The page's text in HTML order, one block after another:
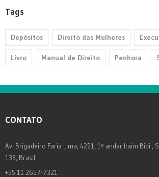
Tags
Depósitos Direito das Mulheres
Livro Manual de Direito Penhora
CONTATO
Av. Brigadeiro Faria Lima, 4221, 1º andar Itaim Bibi ,
133, Brasil
+55 11 2657-7321